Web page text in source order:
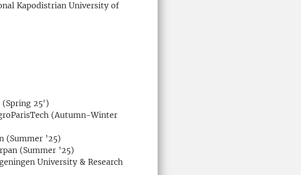
Kapodistrian University of
(Spring 25')
(Autumn-Winter
(Summer ’25)
(Summer ’25)
University & Research